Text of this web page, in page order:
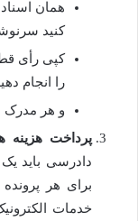
همان
کنید
کپی رأی
را انجام
و هر مدرک
پرداخت هزینه
دادرسی باید
برای هر
خدمات